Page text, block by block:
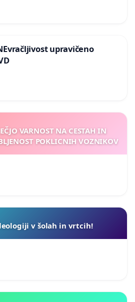
upravičeno
VARNOST NA CESTAH IN
POKLICNIH VOZNIKOV
v šolah in vrtcih!